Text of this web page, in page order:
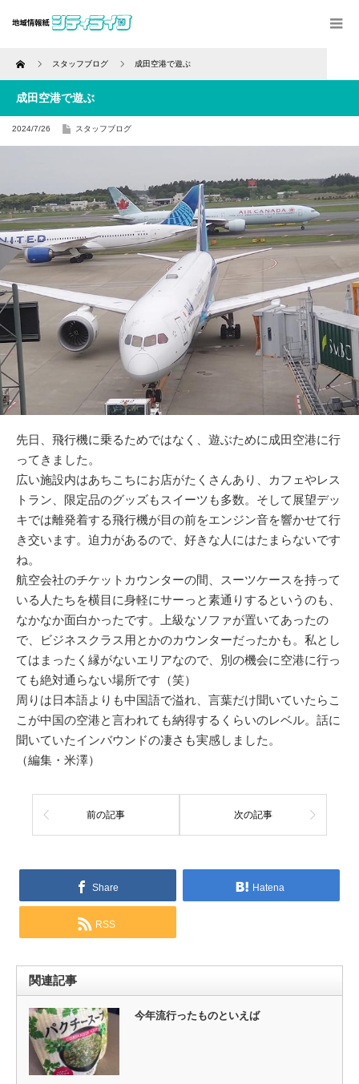
Home スタッフブログ 成田空港で遊ぶ
成田空港で遊ぶ
2024/7/26 スタッフブログ
先日、飛行機に乗るためではなく、遊ぶために成田空港に行
ってきました。
広い施設内はあちこちにお店がたくさんあり、カフェやレス
トラン、限定品のグッズもスイーツも多数。そして展望デッ
キでは離発着する飛行機が目の前をエンジン音を響かせて行
き交います。迫力があるので、好きな人にはたまらないです
ね。
航空会社のチケットカウンターの間、スーツケースを持って
いる人たちを横目に身軽にサーっと素通りするというのも、
なかなか面白かったです。上級なソファが置いてあったの
で、ビジネスクラス用とかのカウンターだったかも。私とし
てはまったく縁がないエリアなので、別の機会に空港に行っ
ても絶対通らない場所です（笑）
周りは日本語よりも中国語で溢れ、言葉だけ聞いていたらこ
こが中国の空港と言われても納得するくらいのレベル。話に
聞いていたインバウンドの凄さも実感しました。
（編集・米澤）
前の記事 次の記事
Share Hatena
RSS
関連記事
今年流行ったものといえば